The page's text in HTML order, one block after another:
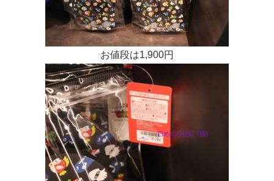
お値段は1,900円